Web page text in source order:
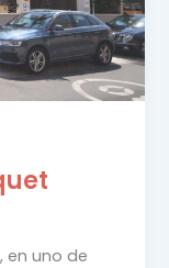
en uno de